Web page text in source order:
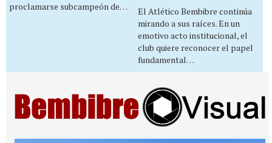
proclamarse subcampeón de…
El Atlético Bembibre continúa
mirando a sus raíces. En un
emotivo acto institucional, el
club quiere reconocer el papel
fundamental…